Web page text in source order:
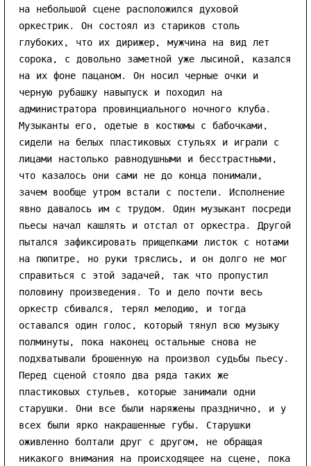
на небольшой сцене расположился духовой
оркестрик. Он состоял из стариков столь
глубоких, что их дирижер, мужчина на вид лет
сорока, с довольно заметной уже лысиной, казался
на их фоне пацаном. Он носил черные очки и
черную рубашку навыпуск и походил на
администратора провинциального ночного клуба.
Музыканты его, одетые в костюмы с бабочками,
сидели на белых пластиковых стульях и играли с
лицами настолько равнодушными и бесстрастными,
что казалось они сами не до конца понимали,
зачем вообще утром встали с постели. Исполнение
явно давалось им с трудом. Один музыкант посреди
пьесы начал кашлять и отстал от оркестра. Другой
пытался зафиксировать прищепками листок с нотами
на пюпитре, но руки тряслись, и он долго не мог
справиться с этой задачей, так что пропустил
половину произведения. То и дело почти весь
оркестр сбивался, терял мелодию, и тогда
оставался один голос, который тянул всю музыку
полминуты, пока наконец остальные снова не
подхватывали брошенную на произвол судьбы пьесу.
Перед сценой стояло два ряда таких же
пластиковых стульев, которые занимали одни
старушки. Они все были наряжены празднично, и у
всех были ярко накрашенные губы. Старушки
оживленно болтали друг с другом, не обращая
никакого внимания на происходящее на сцене, пока